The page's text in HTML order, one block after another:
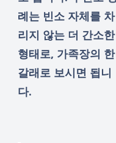
례는 빈소 자체를 차
리지 않는 더 간소한
형태로, 가족장의 한
갈래로 보시면 됩니
다.